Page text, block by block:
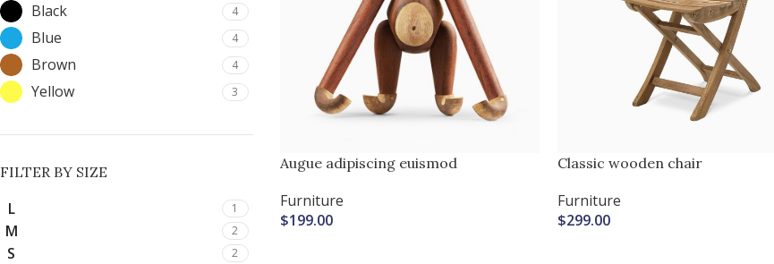
Black 4
Blue 4
Brown 4
Yellow 3
FILTER BY SIZE
L 1
M 2
S 2
Augue adipiscing euismod
Furniture
$199.00
Classic wooden chair
Furniture
$299.00